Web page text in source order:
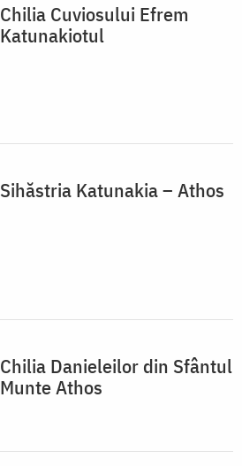
Chilia Cuviosului Efrem
Katunakiotul
Sihăstria Katunakia – Athos
Chilia Danieleilor din Sfântul
Munte Athos